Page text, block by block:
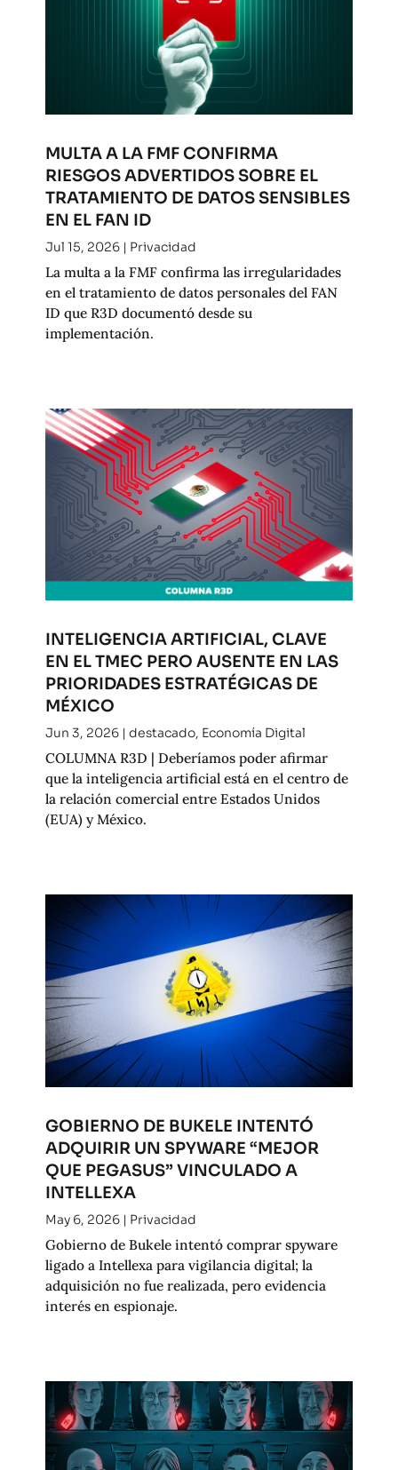
MULTA A LA FMF CONFIRMA
RIESGOS ADVERTIDOS SOBRE EL
TRATAMIENTO DE DATOS SENSIBLES
EN EL FAN ID
Jul 15, 2026| Privacidad
La multa a la FMF confirma las irregularidades
en el tratamiento de datos personales del FAN
ID que R3D documentó desde su
implementación.
INTELIGENCIA ARTIFICIAL, CLAVE
EN EL TMEC PERO AUSENTE EN LAS
PRIORIDADES ESTRATÉGICAS DE
MÉXICO
Jun 3, 2026| destacado, Economía Digital
COLUMNA R3D | Deberíamos poder afirmar
que la inteligencia artificial está en el centro de
la relación comercial entre Estados Unidos
(EUA) y México.
GOBIERNO DE BUKELE INTENTÓ
ADQUIRIR UN SPYWARE “MEJOR
QUE PEGASUS” VINCULADO A
INTELLEXA
May 6, 2026| Privacidad
Gobierno de Bukele intentó comprar spyware
ligado a Intellexa para vigilancia digital; la
adquisición no fue realizada, pero evidencia
interés en espionaje.